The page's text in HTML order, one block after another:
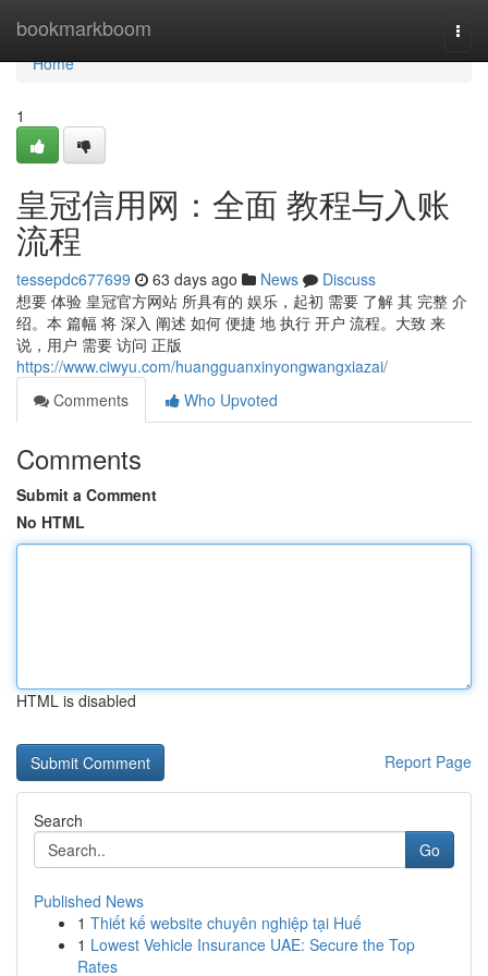
bookmarkboom
Home
Home
1
皇冠信用网：全面 教程与入账
流程
tessepdc677699 63 days ago News
Discuss
想要 体验 皇冠官方网站 所具有的 娱乐，起初 需要 了解 其 完整 介
绍。本 篇幅 将 深入 阐述 如何 便捷 地 执行 开户 流程。大致 来
说，用户 需要 访问 正版
https://www.ciwyu.com/huangguanxinyongwangxiazai/
Comments
Who Upvoted
Comments
Submit a Comment
No HTML
HTML is disabled
Report Page
Search
Go
Published News
1 Thiết kế website chuyên nghiệp tại Huế
1 Lowest Vehicle Insurance UAE: Secure the Top
Rates